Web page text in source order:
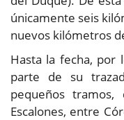
únicamente seis
nuevos kilómetros
Hasta la fecha, por
parte de su
pequeños
Escalones, entre